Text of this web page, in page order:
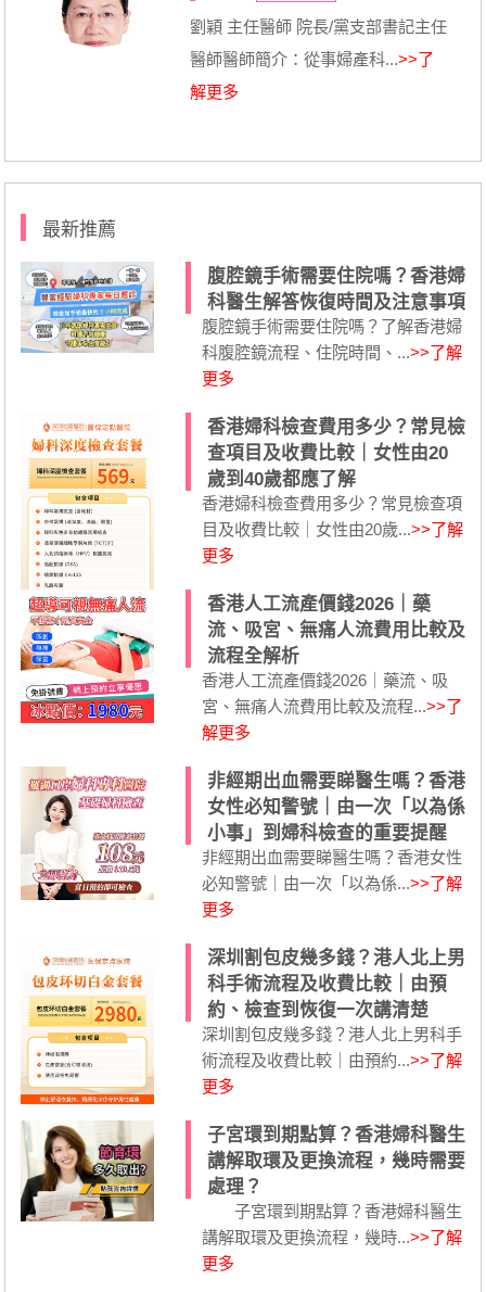
劉穎 主任醫師 院長/黨支部書記主任
醫師醫師簡介：從事婦產科...>>了
解更多
最新推薦
腹腔鏡手術需要住院嗎？香港婦
科醫生解答恢復時間及注意事項
腹腔鏡手術需要住院嗎？了解香港婦
科腹腔鏡流程、住院時間、...>>了解
更多
香港婦科檢查費用多少？常見檢
查項目及收費比較｜女性由20
歲到40歲都應了解
香港婦科檢查費用多少？常見檢查項
目及收費比較｜女性由20歲...>>了解
更多
香港人工流產價錢2026｜藥
流、吸宮、無痛人流費用比較及
流程全解析
香港人工流產價錢2026｜藥流、吸
宮、無痛人流費用比較及流程...>>了
解更多
非經期出血需要睇醫生嗎？香港
女性必知警號｜由一次「以為係
小事」到婦科檢查的重要提醒
非經期出血需要睇醫生嗎？香港女性
必知警號｜由一次「以為係...>>了解
更多
深圳割包皮幾多錢？港人北上男
科手術流程及收費比較｜由預
約、檢查到恢復一次講清楚
深圳割包皮幾多錢？港人北上男科手
術流程及收費比較｜由預約...>>了解
更多
子宮環到期點算？香港婦科醫生
講解取環及更換流程，幾時需要
處理？
子宮環到期點算？香港婦科醫生
講解取環及更換流程，幾時...>>了解
更多